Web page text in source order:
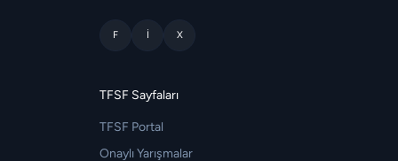
F I X
TFSF Sayfaları
TFSF Portal
Onaylı Yarışmalar